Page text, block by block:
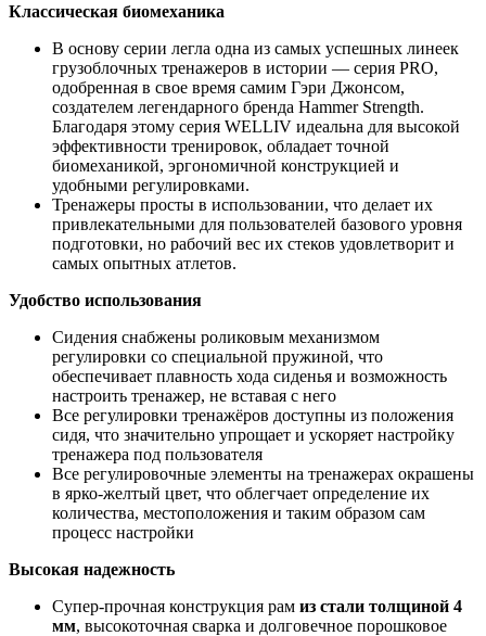
Классическая биомеханика
В основу серии легла одна из самых успешных линеек
грузоблочных тренажеров в истории — серия PRO,
одобренная в свое время самим Гэри Джонсом,
создателем легендарного бренда Hammer Strength.
Благодаря этому серия WELLIV идеальна для высокой
эффективности тренировок, обладает точной
биомеханикой, эргономичной конструкцией и
удобными регулировками.
Тренажеры просты в использовании, что делает их
привлекательными для пользователей базового уровня
подготовки, но рабочий вес их стеков удовлетворит и
самых опытных атлетов.
Удобство использования
Сидения снабжены роликовым механизмом
регулировки со специальной пружиной, что
обеспечивает плавность хода сиденья и возможность
настроить тренажер, не вставая с него
Все регулировки тренажёров доступны из положения
сидя, что значительно упрощает и ускоряет настройку
тренажера под пользователя
Все регулировочные элементы на тренажерах окрашены
в ярко-желтый цвет, что облегчает определение их
количества, местоположения и таким образом сам
процесс настройки
Высокая надежность
Супер-прочная конструкция рам из стали толщиной 4
мм, высокоточная сварка и долговечное порошковое